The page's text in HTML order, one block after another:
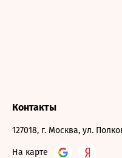
Контакты
127018, г. Москва, ул.
На карте